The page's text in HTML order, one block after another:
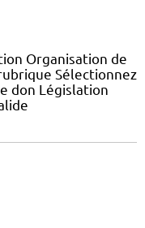
Organisation de
Sélectionnez
don Législation